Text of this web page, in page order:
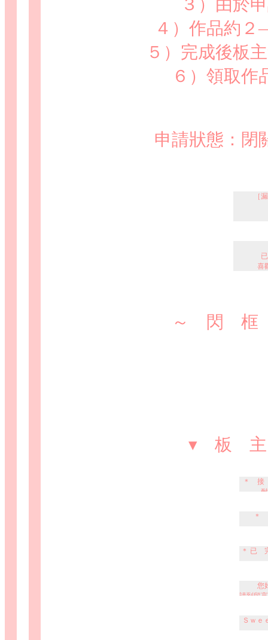
如果您有幸到此,
這個申請板是假
３）由於
４）作品約
５）完成後板
６）領取作
申請狀態：閉
閃框
喜
～ 閃 框
▾ 板
＊
＊
＊ 已
您
請到留
Ｓｗｅ